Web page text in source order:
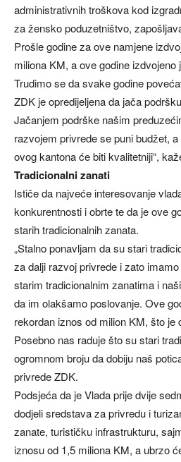
administrativnih troškova kod
za žensko poduzetništvo,
Prošle godine za ove namjene
miliona KM, a ove godine
Trudimo se da svake godine
ZDK je opredijeljena da jača
Jačanjem podrške našim
razvojem privrede se puni budžet,
ovog kantona će biti kvalitetniji“,
Tradicionalni zanati
Ističe da najveće interesovanje
konkurentnosti i obrte te da je ove
starih tradicionalnih zanata.
„Stalno ponavljam da su stari
za dalji razvoj privrede i zato
starim tradicionalnim zanatima i
da im olakšamo poslovanje. Ove
rekordan iznos od milion KM, što je
Posebno nas raduje što su stari
ogromnom broju da dobiju naš
privrede ZDK.
Podsjeća da je Vlada prije dvije
dodjeli sredstava za privredu i
zanate, turističku infrastrukturu,
iznosu od 1,5 miliona KM, a ubrzo